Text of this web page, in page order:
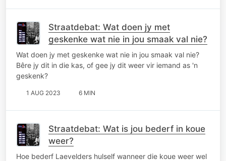
Straatdebat: Wat doen jy met
geskenke wat nie in jou smaak val nie?
Wat doen jy met geskenke wat nie in jou smaak val nie?
Bêre jy dit in die kas, of gee jy dit weer vir iemand as 'n
geskenk?
1 AUG 2023 6 MIN
Straatdebat: Wat is jou bederf in koue
weer?
Hoe bederf Laevelders hulself wanneer die koue weer wel